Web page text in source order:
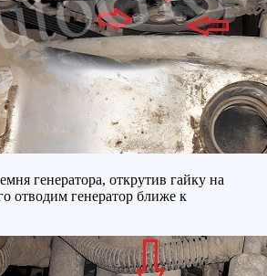
генератора, открутив гайку на
отводим генератор ближе к